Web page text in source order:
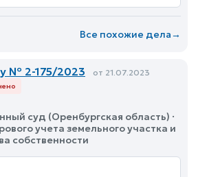
Все похожие дела→
№ 2-175/2023 от 21.07.2023
суд (Оренбургская область) ·
учета земельного участка и
собственности